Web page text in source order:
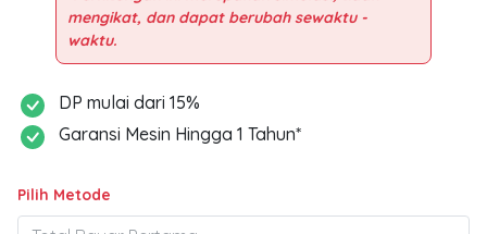
mengikat, dan dapat berubah sewaktu -
DP mulai dari 15%
Garansi Mesin Hingga 1 Tahun*
Pilih Metode